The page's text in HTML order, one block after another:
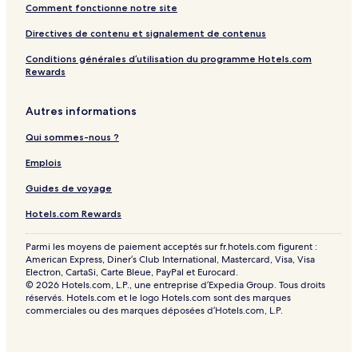
Comment fonctionne notre site
Directives de contenu et signalement de contenus
Conditions générales d’utilisation du programme Hotels.com
Rewards
Autres informations
Qui sommes-nous ?
Emplois
Guides de voyage
Hotels.com Rewards
Parmi les moyens de paiement acceptés sur fr.hotels.com figurent :
American Express, Diner’s Club International, Mastercard, Visa, Visa
Electron, CartaSi, Carte Bleue, PayPal et Eurocard.
© 2026 Hotels.com, L.P., une entreprise d’Expedia Group. Tous droits
réservés. Hotels.com et le logo Hotels.com sont des marques
commerciales ou des marques déposées d’Hotels.com, L.P.